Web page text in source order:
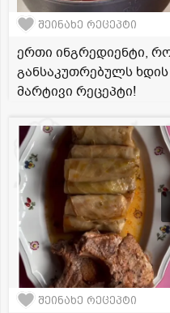
შეინახე რეცეპტი
ერთი ინგრედიენტი,
განსაკუთრებულს
მარტივი რეცეპტი!
შეინახე რეცეპტი